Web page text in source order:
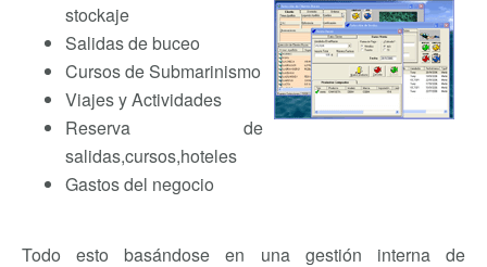
stockaje
Salidas de buceo
Cursos de Submarinismo
Viajes y Actividades
Reserva de
salidas,cursos,hoteles
Gastos del negocio
Todo esto basándose en una gestión interna de